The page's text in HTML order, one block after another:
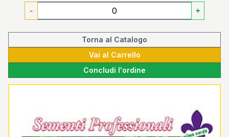
- +
Torna al Catalogo
Vai al Carrello
Concludi l'ordine